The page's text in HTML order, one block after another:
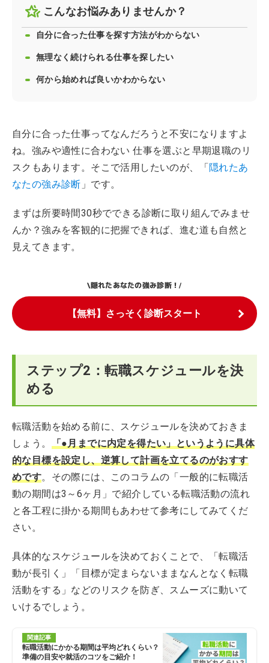
こんなお悩みありませんか？
自分に合った仕事を探す方法がわからない
無理なく続けられる仕事を探したい
何から始めれば良いかわからない
自分に合った仕事ってなんだろうと不安になりますよ
ね。強みや適性に合わない 仕事を選ぶと早期退職のリ
スクもあります。そこで活用したいのが、「隠れたあ
なたの強み診断 」です。
まずは所要時間30秒でできる診断に取り組んでみませ
んか？強みを客観的に把握できれば、進む道も自然と
見えてきます。
\隠れたあなたの強み診断！/
【無料】さっそく診断スタート
ステップ2：転職スケジュールを決
める
転職活動を始める前に、スケジュールを決めておきま
しょう。 「●月までに内定を得たい」というように具体
的な目標を設定し、逆算して計画を立てるのがおすす
めです。その際には、このコラムの「一般的に転職活
動の期間は3～6ヶ月」で紹介している転職活動の流れ
と各工程に掛かる期間もあわせて参考にしてみてくだ
さい。
具体的なスケジュールを決めておくことで、「転職活
動が長引く」「目標が定まらないままなんとなく転職
活動をする」などのリスクを防ぎ、スムーズに動いて
いけるでしょう。
関連記事
転職活動にかかる期間は平均どれくらい？
準備の目安や就活のコツをご紹介！